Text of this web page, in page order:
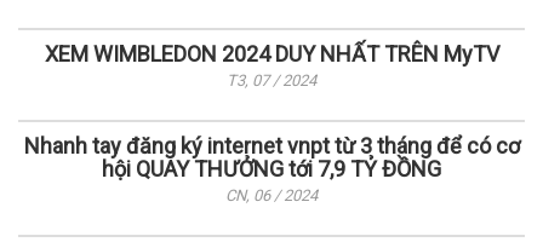
XEM WIMBLEDON 2024 DUY NHẤT TRÊN MyTV
T3, 07 / 2024
Nhanh tay đăng ký internet vnpt từ 3 tháng để có cơ
hội QUAY THƯỞNG tới 7,9 TỶ ĐỒNG
CN, 06 / 2024